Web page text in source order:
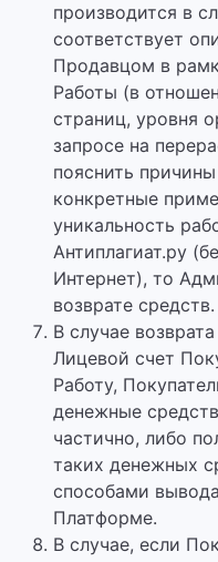
производится в
соответствует
Продавцом в
Работы (в
страниц, уровня
запросе на
пояснить
конкретные
уникальность
Антиплагиат.ру
Интернет), то
возврате средств.
В случае
Лицевой счет
Работу,
денежные
частично, либо
таких денежных
способами
Платформе.
В случае, если